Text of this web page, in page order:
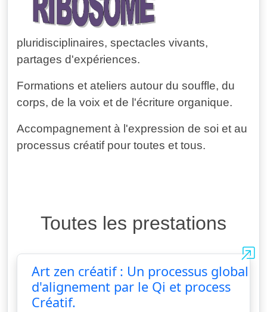
pluridisciplinaires, spectacles vivants,
partages d'expériences.
Formations et ateliers autour du souffle, du
corps, de la voix et de l'écriture organique.
Accompagnement à l'expression de soi et au
processus créatif pour toutes et tous.
Toutes les prestations
Art zen créatif : Un processus global
d'alignement par le Qi et process
Créatif.